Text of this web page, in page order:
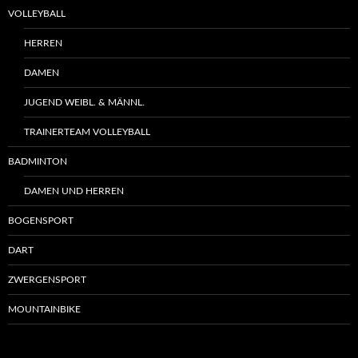
VOLLEYBALL
HERREN
DAMEN
JUGEND WEIBL. & MÄNNL.
TRAINERTEAM VOLLEYBALL
BADMINTON
DAMEN UND HERREN
BOGENSPORT
DART
ZWERGENSPORT
MOUNTAINBIKE